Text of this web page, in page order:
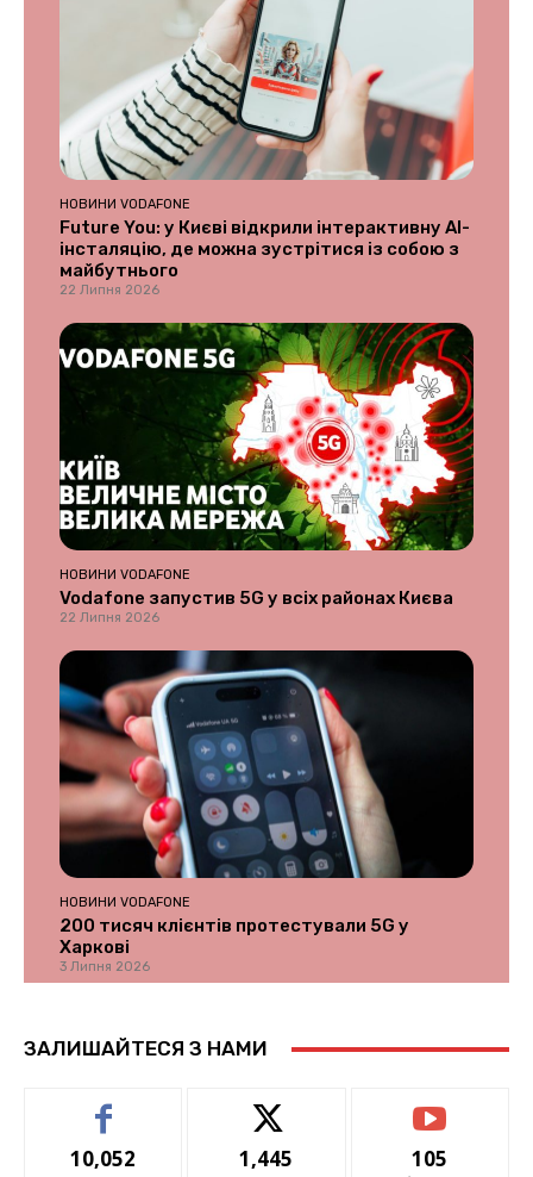
НОВИНИ VODAFONE
Future You: у Києві відкрили інтерактивну AI-
інсталяцію, де можна зустрітися із собою з
майбутнього
22 Липня 2026
НОВИНИ VODAFONE
Vodafone запустив 5G у всіх районах Києва
22 Липня 2026
НОВИНИ VODAFONE
200 тисяч клієнтів протестували 5G у
Харкові
3 Липня 2026
ЗАЛИШАЙТЕСЯ З НАМИ
10,052 1,445 105